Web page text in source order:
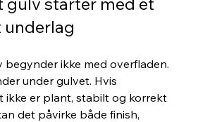
underlag
begynder ikke med overfladen.
under gulvet. Hvis
ikke er plant, stabilt og korrekt
det påvirke både finish,